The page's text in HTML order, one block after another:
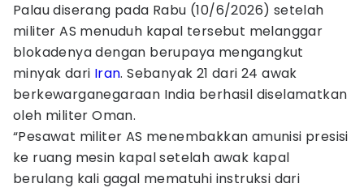
Palau diserang pada Rabu (10/6/2026) setelah
militer AS menuduh kapal tersebut melanggar
blokadenya dengan berupaya mengangkut
minyak dari Iran. Sebanyak 21 dari 24 awak
berkewarganegaraan India berhasil diselamatkan
oleh militer Oman.
“Pesawat militer AS menembakkan amunisi presisi
ke ruang mesin kapal setelah awak kapal
berulang kali gagal mematuhi instruksi dari